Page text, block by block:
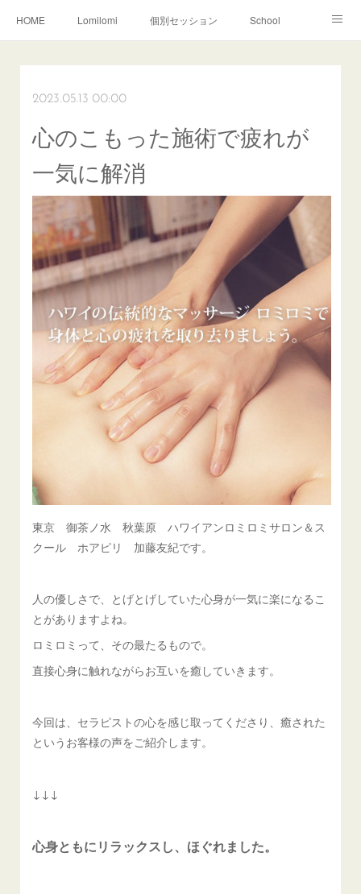
HOME Lomilomi 個別セッション School
School無料説明会
2023.05.13 00:00
心のこもった施術で疲れが
一気に解消
東京 御茶ノ水 秋葉原 ハワイアンロミロミサロン＆ス
クール ホアピリ 加藤友紀です。
人の優しさで、とげとげしていた心身が一気に楽になるこ
とがありますよね。
ロミロミって、その最たるもので。
直接心身に触れながらお互いを癒していきます。
今回は、セラピストの心を感じ取ってくださり、癒された
というお客様の声をご紹介します。
↓↓↓
心身ともにリラックスし、ほぐれました。